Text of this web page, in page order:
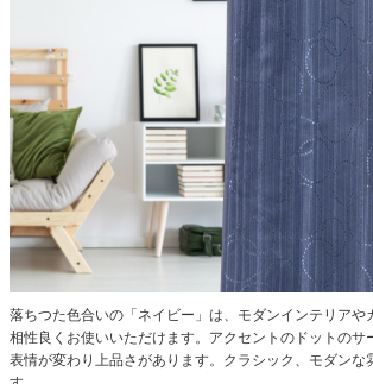
落ちつた色合いの「ネイビー」は、モダンインテリアや
相性良くお使いいただけます。アクセントのドットのサ
表情が変わり上品さがあります。クラシック、モダンな